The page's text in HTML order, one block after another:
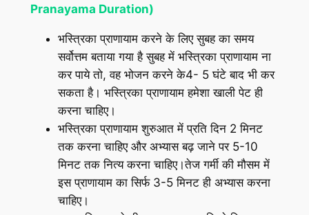
Pranayama Duration)
भस्त्रिका प्राणायाम करने के लिए सुबह का समय
सर्वोत्तम बताया गया है सुबह में भस्त्रिका प्राणायाम ना
कर पाये तो, वह भोजन करने के4- 5 घंटे बाद भी कर
सकता है। भस्त्रिका प्राणायाम हमेशा खाली पेट ही
करना चाहिए।
भस्त्रिका प्राणायाम शुरुआत में प्रति दिन 2 मिनट
तक करना चाहिए और अभ्यास बढ़ जाने पर 5-10
मिनट तक नित्य करना चाहिए।तेज गर्मी की मौसम में
इस प्राणायाम का सिर्फ 3-5 मिनट ही अभ्यास करना
चाहिए।